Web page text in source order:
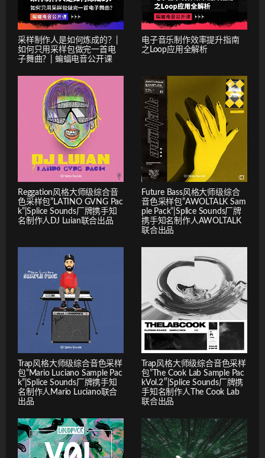
采样制作人是如何炼成的？|
如何只用采样包做完一首电
子舞曲？| 蝙蝠电音公开课
电子音乐制作效率提升指南
之Loop应用全解析
Reggation风格大师级综合音
色采样包”LATINO GVNG Pac
k”|Splice Sounds厂牌携手知
名制作人DJ Luian联合出品
Future Bass风格大师级综合
音色采样包”AWOLTALK Sam
ple Pack”|Splice Sounds厂牌
携手知名制作人AWOLTALK
联合出品
Trap风格大师级综合音色采样
包”Mario Luciano Sample Pac
k”|Splice Sounds厂牌携手知
名制作人Mario Luciano联合
出品
Trap风格大师级综合音色采样
包”The Cook Lab Sample Pac
kVol.2″|Splice Sounds厂牌携
手知名制作人The Cook Lab
联合出品